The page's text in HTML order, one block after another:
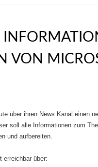
VON
über ihren News Kanal einen
soll alle Informationen zum
und aufbereiten.
erreichbar über: